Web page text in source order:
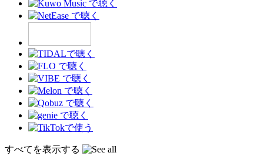
すべてを表示する